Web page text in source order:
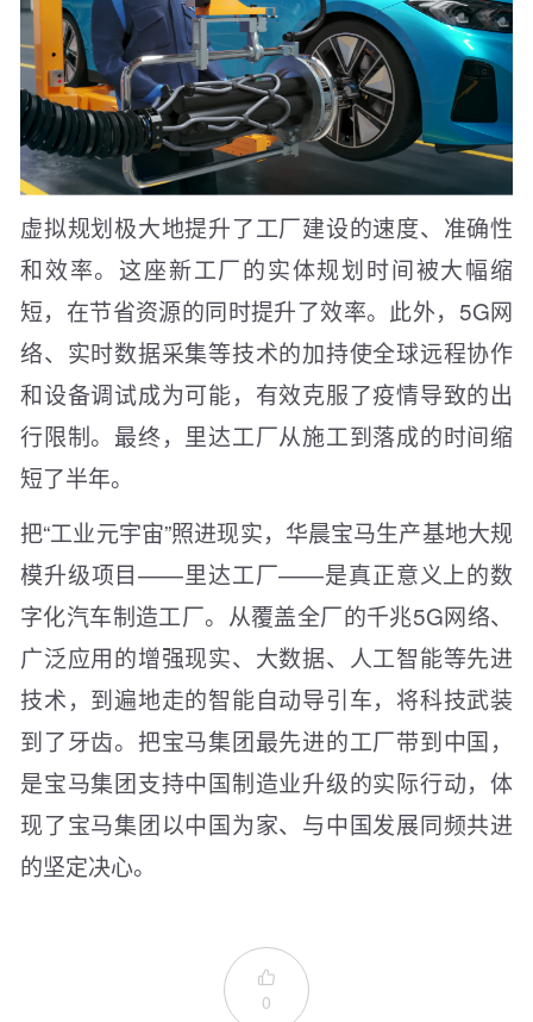
虚拟规划极大地提升了工厂建设的速度、准确性
和效率。这座新工厂的实体规划时间被大幅缩
短，在节省资源的同时提升了效率。此外，5G网
络、实时数据采集等技术的加持使全球远程协作
和设备调试成为可能，有效克服了疫情导致的出
行限制。最终，里达工厂从施工到落成的时间缩
短了半年。
把“工业元宇宙”照进现实，华晨宝马生产基地大规
模升级项目——里达工厂——是真正意义上的数
字化汽车制造工厂。从覆盖全厂的千兆5G网络、
广泛应用的增强现实、大数据、人工智能等先进
技术，到遍地走的智能自动导引车，将科技武装
到了牙齿。把宝马集团最先进的工厂带到中国，
是宝马集团支持中国制造业升级的实际行动，体
现了宝马集团以中国为家、与中国发展同频共进
的坚定决心。

0